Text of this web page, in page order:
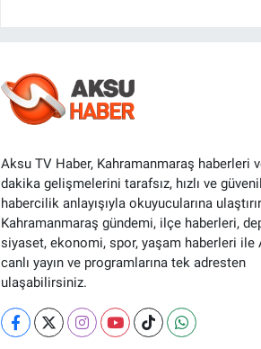
Aksu TV Haber, Kahramanmaraş haberleri
dakika gelişmelerini tarafsız, hızlı ve
habercilik anlayışıyla okuyucularına
Kahramanmaraş gündemi, ilçe haberleri,
siyaset, ekonomi, spor, yaşam haberleri ile
canlı yayın ve programlarına tek adresten
ulaşabilirsiniz.